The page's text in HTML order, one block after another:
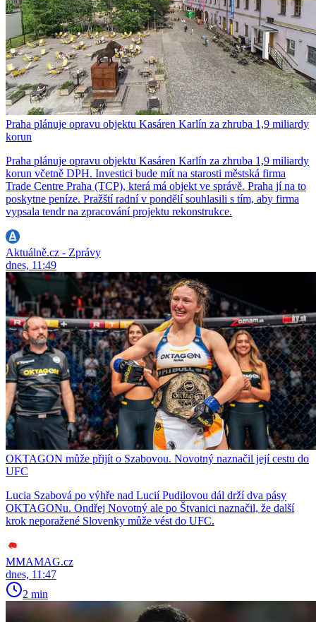
Praha plánuje opravu objektu Kasáren Karlín za zhruba 1,9 miliardy
korun
Praha plánuje opravu objektu Kasáren Karlín za zhruba 1,9 miliardy
korun včetně DPH. Investici bude mít na starosti městská firma
Trade Centre Praha (TCP), která má objekt ve správě. Praha jí na to
poskytne peníze. Pražští radní v pondělí souhlasili s tím, aby firma
vypsala tendr na zpracování projektu rekonstrukce.
Aktuálně.cz - Zprávy
dnes, 11:49
OKTAGON může přijít o Szabovou. Novotný naznačil její cestu do
UFC
Lucia Szabová po výhře nad Lucií Pudilovou dál drží dva pásy
OKTAGONu. Ondřej Novotný ale po Štvanici naznačil, že další
krok neporažené Slovenky může vést do UFC.
MMAMAG.cz
dnes, 11:47
2 min